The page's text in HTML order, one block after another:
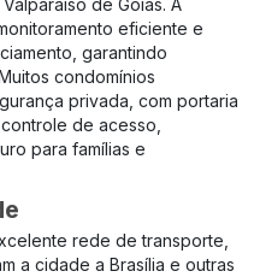
de Goiás. A
eficiente e
garantindo
condomínios
privada, com portaria
de acesso,
para famílias e
rede de transporte,
a cidade a Brasília e outras